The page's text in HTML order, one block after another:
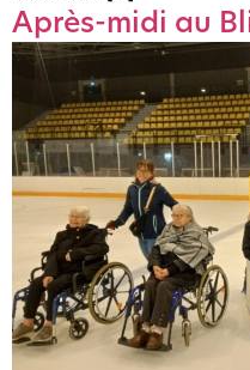
Après-midi au